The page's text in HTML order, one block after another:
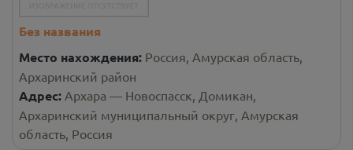
Без названия
Место нахождения: Россия, Амурская область,
Архаринский район
Адрес: Архара — Новоспасск, Домикан,
Архаринский муниципальный округ, Амурская
область, Россия